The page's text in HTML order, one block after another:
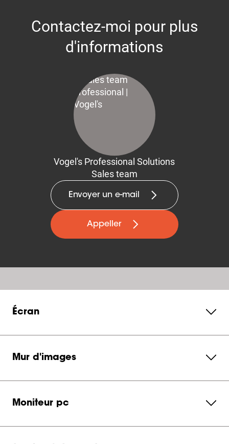
Contactez-moi pour plus
d'informations
Vogel's Professional Solutions
Sales team
Envoyer un e-mail
Appeller
Écran
Mur d'images
Moniteur pc